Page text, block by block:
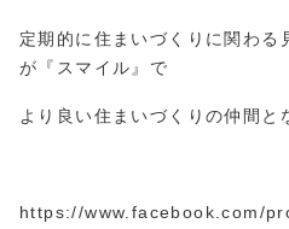
定期的に住まいづくりに関わる
が『スマイル』で
より良い住まいづくりの仲間と
https://www.facebook.com/